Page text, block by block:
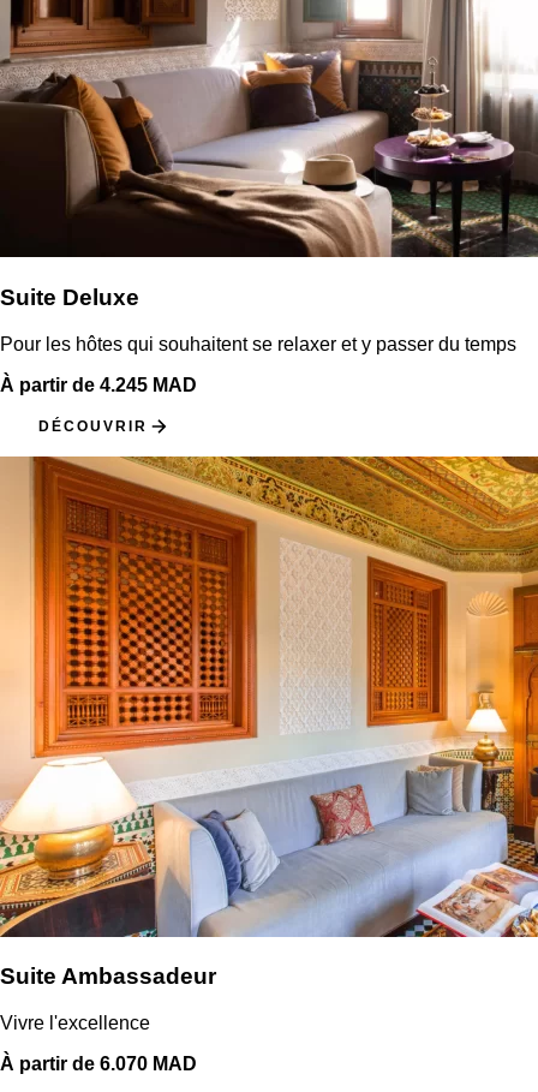
Suite Deluxe
Pour les hôtes qui souhaitent se relaxer et y passer du temps
À partir de 4.245 MAD
DÉCOUVRIR
Suite Ambassadeur
Vivre l'excellence
À partir de 6.070 MAD